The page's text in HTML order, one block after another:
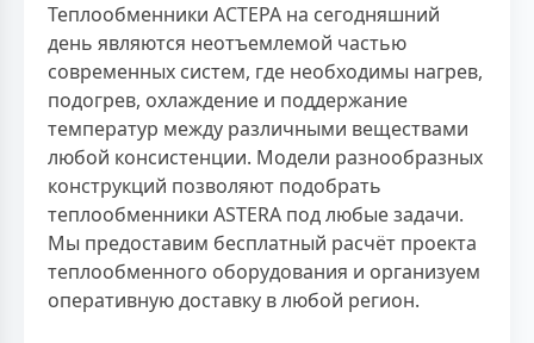
Теплообменники АСТЕРА на сегодняшний
день являются неотъемлемой частью
современных систем, где необходимы нагрев,
подогрев, охлаждение и поддержание
температур между различными веществами
любой консистенции. Модели разнообразных
конструкций позволяют подобрать
теплообменники ASTERA под любые задачи.
Мы предоставим бесплатный расчёт проекта
теплообменного оборудования и организуем
оперативную доставку в любой регион.